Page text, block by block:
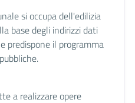
si occupa dell'edilizia
base degli indirizzi dati
predispone il programma
a realizzare opere